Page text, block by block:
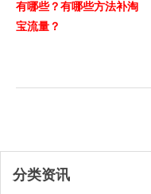
分类资讯